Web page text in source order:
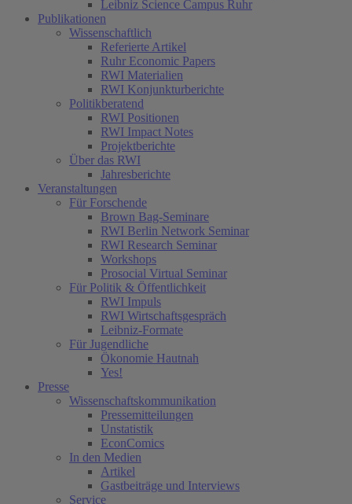
Leibniz Science Campus Ruhr
Publikationen
Wissenschaftlich
Referierte Artikel
Ruhr Economic Papers
RWI Materialien
RWI Konjunkturberichte
Politikberatend
RWI Positionen
RWI Impact Notes
Projektberichte
Über das RWI
Jahresberichte
Veranstaltungen
Für Forschende
Brown Bag-Seminare
RWI Berlin Network Seminar
RWI Research Seminar
Workshops
Prosocial Virtual Seminar
Für Politik & Öffentlichkeit
RWI Impuls
RWI Wirtschaftsgespräch
Leibniz-Formate
Für Jugendliche
Ökonomie Hautnah
Yes!
Presse
Wissenschaftskommunikation
Pressemitteilungen
Unstatistik
EconComics
In den Medien
Artikel
Gastbeiträge und Interviews
Service